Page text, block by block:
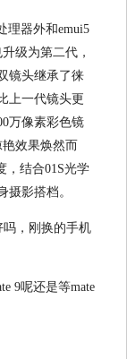
理器外和emui5
级为第二代，
镜头继承了徕
上一代镜头更
万像素彩色镜
效果焕然而
，结合01S光学
摄影搭档。
9呢还是等mate